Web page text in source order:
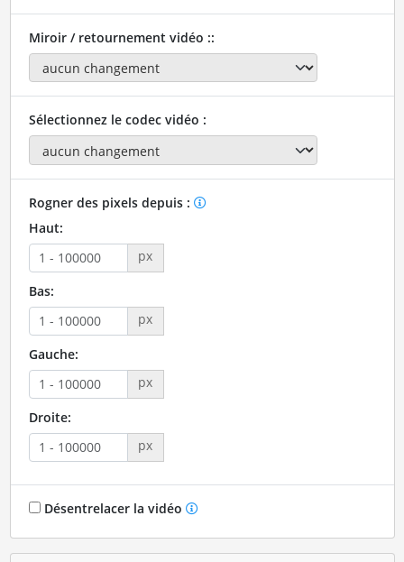
Miroir / retournement vidéo ::
Sélectionnez le codec vidéo :
Rogner des pixels depuis :
Haut:
px
Bas:
px
Gauche:
px
Droite:
px
Désentrelacer la vidéo